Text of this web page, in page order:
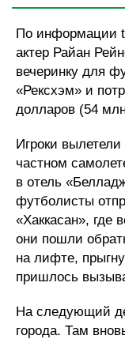
По информации
актер Райан
вечеринку для
«Рексхэм» и
долларов (54
Игроки
частном
в отель
футболисты
«Хаккасан», где
они пошли
на лифте,
пришлось
На следующий
города. Там